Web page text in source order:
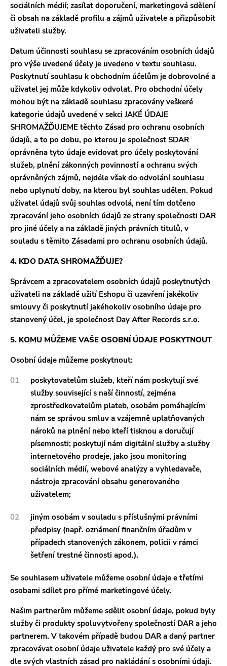
sociálních médií; zasílat doporučení, marketingová sdělení
či obsah na základě profilu a zájmů uživatele a přizpůsobit
uživateli služby.
Datum účinnosti souhlasu se zpracováním osobních údajů
pro výše uvedené účely je uvedeno v textu souhlasu.
Poskytnutí souhlasu k obchodním účelům je dobrovolné a
uživatel jej může kdykoliv odvolat. Pro obchodní účely
mohou být na základě souhlasu zpracovány veškeré
kategorie údajů uvedené v sekci JAKÉ ÚDAJE
SHROMAŽĎUJEME těchto Zásad pro ochranu osobních
údajů, a to po dobu, po kterou je společnost SDAR
oprávněna tyto údaje evidovat pro účely poskytování
služeb, plnění zákonných povinností a ochranu svých
oprávněných zájmů, nejdéle však do odvolání souhlasu
nebo uplynutí doby, na kterou byl souhlas udělen. Pokud
uživatel údajů svůj souhlas odvolá, není tím dotčeno
zpracování jeho osobních údajů ze strany společnosti DAR
pro jiné účely a na základě jiných právních titulů, v
souladu s těmito Zásadami pro ochranu osobních údajů.
4. KDO DATA SHROMAŽĎUJE?
Správcem a zpracovatelem osobních údajů poskytnutých
uživateli na základě užití Eshopu či uzavření jakékoliv
smlouvy či poskytnutí jakéhokoliv osobního údaje pro
stanovený účel, je společnost Day After Records s.r.o.
5. KOMU MŮŽEME VAŠE OSOBNÍ ÚDAJE POSKYTNOUT
Osobní údaje můžeme poskytnout:
poskytovatelům služeb, kteří nám poskytují své
služby související s naší činností, zejména
zprostředkovatelům plateb, osobám pomáhajícím
nám se správou smluv a vzájemně uplatňovaných
nároků na plnění nebo kteří tisknou a doručují
písemnosti; poskytují nám digitální služby a služby
internetového prodeje, jako jsou monitoring
sociálních médií, webové analýzy a vyhledavače,
nástroje zpracování obsahu generovaného
uživatelem;
jiným osobám v souladu s příslušnými právními
předpisy (např. oznámení finančním úřadům v
případech stanovených zákonem, policii v rámci
šetření trestné činnosti apod.).
Se souhlasem uživatele můžeme osobní údaje e třetími
osobami sdílet pro přímé marketingové účely.
Našim partnerům můžeme sdělit osobní údaje, pokud byly
služby či produkty spoluvytvořeny společností DAR a jeho
partnerem. V takovém případě budou DAR a daný partner
zpracovávat osobní údaje uživatele každý pro své účely a
dle svých vlastních zásad pro nakládání s osobními údaji.